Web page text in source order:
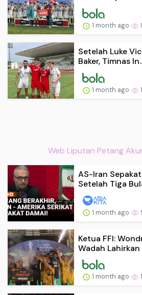
1 month ago
Setelah Luke
Baker, Timnas
1 month ago
Web Liputan Petang
AS-Iran
Setelah Tiga
1 month ago
Ketua FFI:
Wadah Lahirkan
1 month ago